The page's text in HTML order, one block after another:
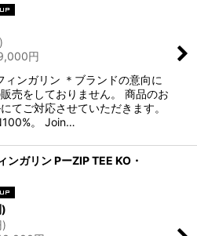
)
円
ンガリン ＊ブランドの意向に
売をしておりません。 商品のお
てご対応させていただきます。
。 Join…
ンガリン PーZIP TEE KO・
)